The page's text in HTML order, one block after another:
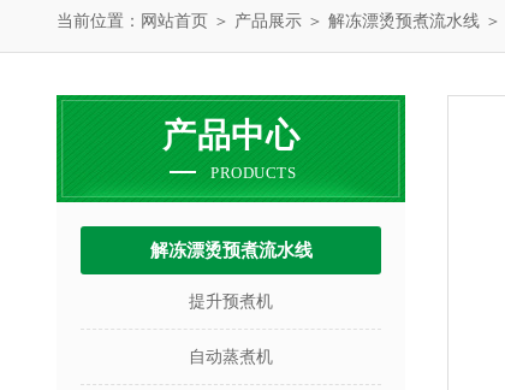
当前位置： 网站首页 ＞ 产品展示 ＞ 解冻漂烫预煮流水线 ＞
产品中心
PRODUCTS
解冻漂烫预煮流水线
提升预煮机
自动蒸煮机